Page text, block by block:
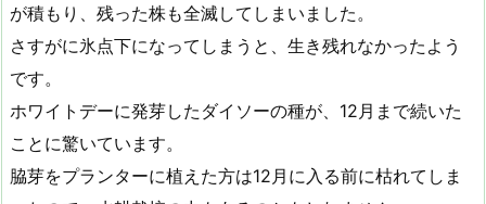
が積もり、残った株も全滅してしまいました。
さすがに氷点下になってしまうと、生き残れなかったよう
です。
ホワイトデーに発芽したダイソーの種が、12月まで続いた
ことに驚いています。
脇芽をプランターに植えた方は12月に入る前に枯れてしま